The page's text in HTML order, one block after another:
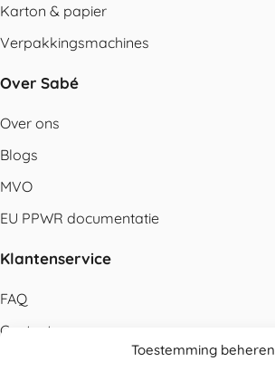
Toestemming beheren
Karton & papier
Verpakkingsmachines
Over Sabé
Over ons
Blogs
MVO
EU PPWR documentatie
Klantenservice
FAQ
Contact